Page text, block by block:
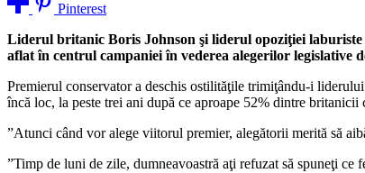
Pinterest
Liderul britanic Boris Johnson şi liderul opoziţiei
aflat în centrul campaniei în vederea alegerilor legislative
Premierul conservator a deschis ostilităţile trimiţându-i
încă loc, la peste trei ani după ce aproape 52% dintre
”Atunci când vor alege viitorul premier, alegătorii merită să
”Timp de luni de zile, dumneavoastră aţi refuzat să spuneţi